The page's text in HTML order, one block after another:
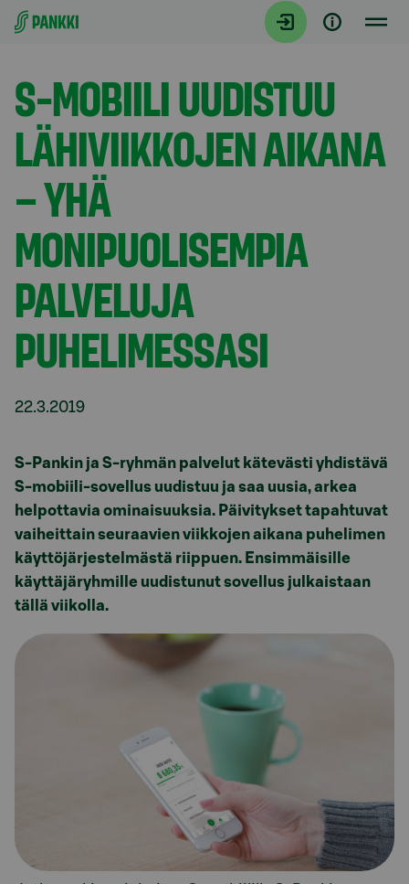
Siirry suoraan sisältöön
Tiedotteet
S-MOBIILI UUDISTUU
LÄHIVIIKKOJEN AIKANA
– YHÄ
MONIPUOLISEMPIA
PALVELUJA
PUHELIMESSASI
22.3.2019
S-Pankin ja S-ryhmän palvelut kätevästi yhdistävä
S-mobiili-sovellus uudistuu ja saa uusia, arkea
helpottavia ominaisuuksia. Päivitykset tapahtuvat
vaiheittain seuraavien viikkojen aikana puhelimen
käyttöjärjestelmästä riippuen. Ensimmäisille
käyttäjäryhmille uudistunut sovellus julkaistaan
tällä viikolla.